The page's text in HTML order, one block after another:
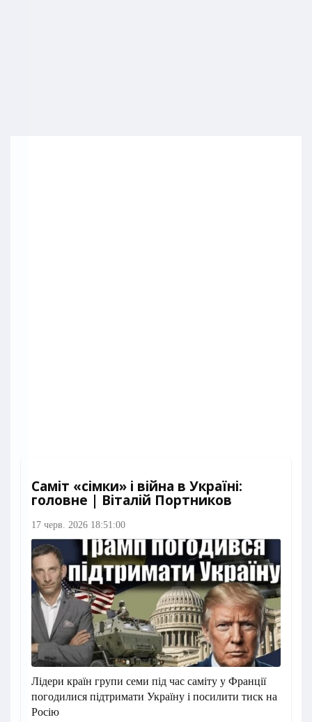
Саміт «сімки» і війна в Україні:
головне | Віталій Портников
17 черв. 2026 18:51:00
Лідери країн групи семи під час саміту у Франції
погодилися підтримати Україну і посилити тиск на
Росію